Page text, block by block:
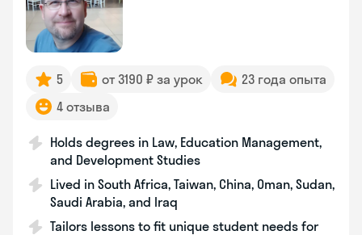
5 от 3190 ₽ за урок
23 года опыта
4 отзыва
Holds degrees in Law, Education Management,
and Development Studies
Lived in South Africa, Taiwan, China, Oman, Sudan,
Saudi Arabia, and Iraq
Tailors lessons to fit unique student needs for